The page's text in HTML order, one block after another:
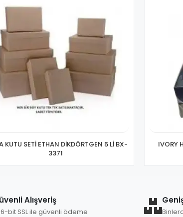
KUTU SETİ ETHAN DİKDÖRTGEN 5 Lİ BX-
3371
IVORY
Alışveriş
bit SSL ile güvenli ödeme